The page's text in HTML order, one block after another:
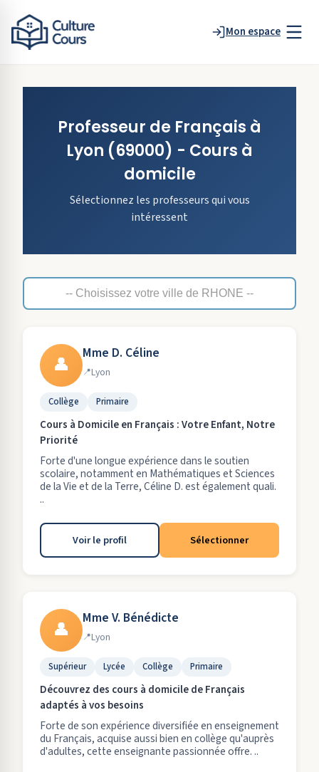
Mon espace
Professeur de Français à
Lyon (69000) - Cours à
domicile
Sélectionnez les professeurs qui vous
intéressent
👤 Mme D. Céline
Lyon
Collège Primaire
Cours à Domicile en Français : Votre Enfant, Notre
Priorité
Forte d'une longue expérience dans le soutien
scolaire, notamment en Mathématiques et Sciences
de la Vie et de la Terre, Céline D. est également quali.
..
Voir le profil Sélectionner
👤 Mme V. Bénédicte
Lyon
Supérieur Lycée Collège Primaire
Découvrez des cours à domicile de Français
adaptés à vos besoins
Forte de son expérience diversifiée en enseignement
du Français, acquise aussi bien en collège qu'auprès
d'adultes, cette enseignante passionnée offre. ..